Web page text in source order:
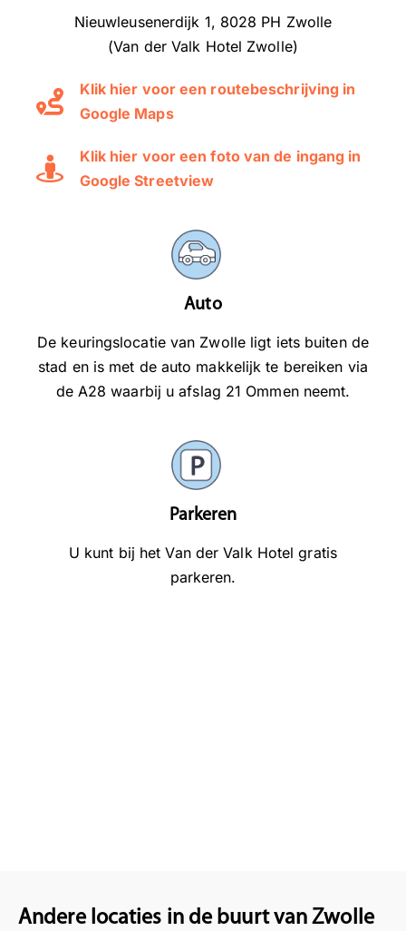
Nieuwleusenerdijk 1, 8028 PH Zwolle
(Van der Valk Hotel Zwolle)
Klik hier voor een routebeschrijving in
Google Maps
Klik hier voor een foto van de ingang in
Google Streetview
Auto
De keuringslocatie van Zwolle ligt iets buiten de
stad en is met de auto makkelijk te bereiken via
de A28 waarbij u afslag 21 Ommen neemt.
Parkeren
U kunt bij het Van der Valk Hotel gratis
parkeren.
Andere locaties in de buurt van Zwolle